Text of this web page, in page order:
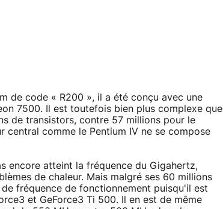
de code « R200 », il a été conçu avec une
7500. Il est toutefois bien plus complexe que
de transistors, contre 57 millions pour le
central comme le Pentium IV ne se compose
encore atteint la fréquence du Gigahertz,
de chaleur. Mais malgré ses 60 millions
fréquence de fonctionnement puisqu'il est
et GeForce3 Ti 500. Il en est de même